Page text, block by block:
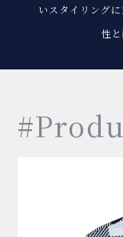
いスタイリング
性